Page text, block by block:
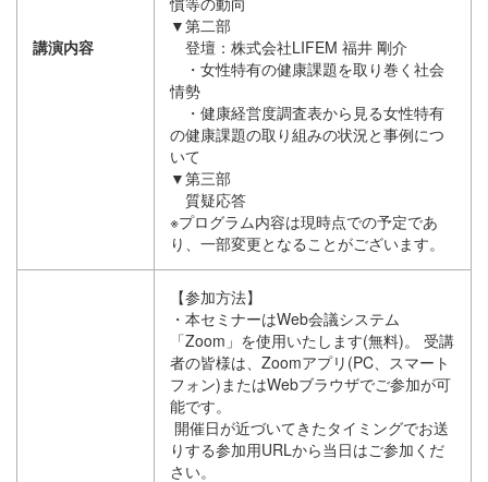
講演内容
▼第二部
登壇：株式会社LIFEM 福井 剛介
・女性特有の健康課題を取り巻く社会
情勢
・健康経営度調査表から見る女性特有
の健康課題の取り組みの状況と事例につ
いて
▼第三部
質疑応答
※プログラム内容は現時点での予定であ
り、一部変更となることがございます。
【参加方法】
・本セミナーはWeb会議システム
「Zoom」を使用いたします(無料)。 受講
者の皆様は、Zoomアプリ(PC、スマート
フォン)またはWebブラウザでご参加が可
能です。
開催日が近づいてきたタイミングでお送
りする参加用URLから当日はご参加くだ
さい。